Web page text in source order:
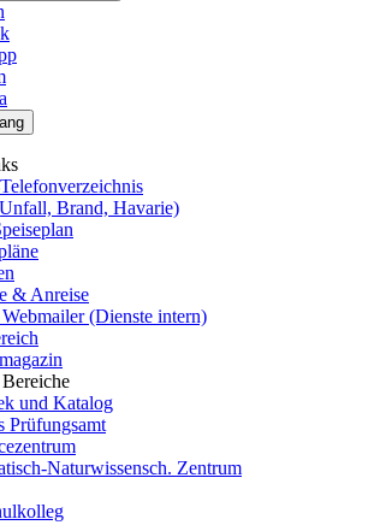
Brand, Havarie)
& Anreise
(Dienste intern)
und Katalog
Prüfungsamt
Naturwissensch. Zentrum